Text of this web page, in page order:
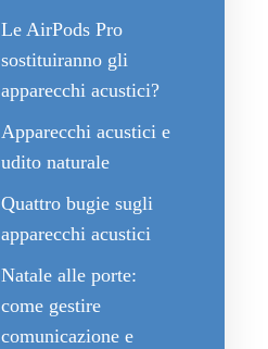
Le AirPods Pro
sostituiranno gli
apparecchi acustici?
Apparecchi acustici e
udito naturale
Quattro bugie sugli
apparecchi acustici
Natale alle porte:
come gestire
comunicazione e